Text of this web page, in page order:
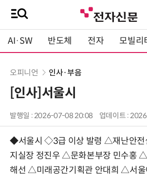
AI·SW 반도체 전자 모빌리
오피니언 인사·부음
[인사]서울시
발행일 : 2026-07-08 20:08 업데이트 :
◆서울시 ◇3급 이상 발령 △재난안
지실장 정진우△문화본부장 민수홍△
해선 △미래공간기획관 안대희△서